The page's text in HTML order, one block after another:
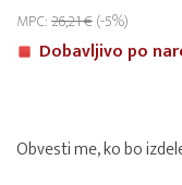
MPC:26,21 €(-5%)
Dobavljivo po
Obvesti me, ko bo